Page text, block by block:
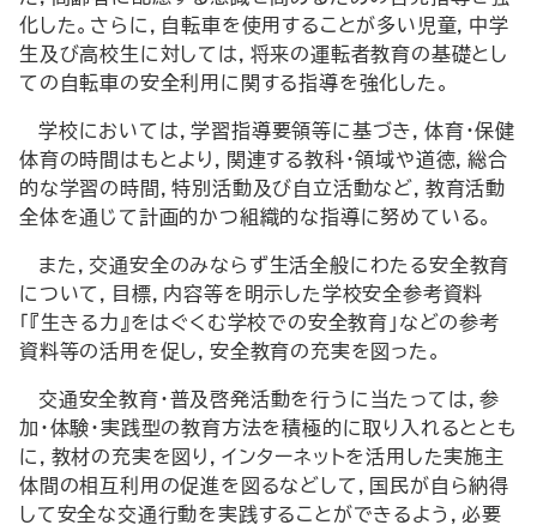
化した。さらに，自転車を使用することが多い児童，中学
生及び高校生に対しては，将来の運転者教育の基礎とし
ての自転車の安全利用に関する指導を強化した。
学校においては，学習指導要領等に基づき，体育・保健
体育の時間はもとより，関連する教科・領域や道徳，総合
的な学習の時間，特別活動及び自立活動など，教育活動
全体を通じて計画的かつ組織的な指導に努めている。
また，交通安全のみならず生活全般にわたる安全教育
について，目標，内容等を明示した学校安全参考資料
「『生きる力』をはぐくむ学校での安全教育」などの参考
資料等の活用を促し，安全教育の充実を図った。
交通安全教育・普及啓発活動を行うに当たっては，参
加・体験・実践型の教育方法を積極的に取り入れるととも
に，教材の充実を図り，インターネットを活用した実施主
体間の相互利用の促進を図るなどして，国民が自ら納得
して安全な交通行動を実践することができるよう，必要